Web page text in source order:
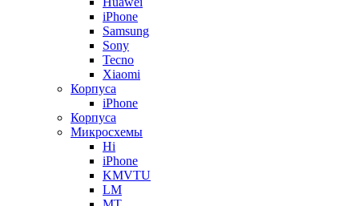
iPhone
Samsung
Sony
Tecno
Xiaomi
Корпуса
iPhone
Корпуса
Микросхемы
Hi
iPhone
KMVTU
LM